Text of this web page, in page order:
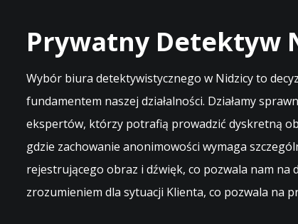
Prywatny Detektyw
Wybór biura detektywistycznego w Nidzicy to
fundamentem naszej działalności. Działamy
ekspertów, którzy potrafią prowadzić dyskretną
gdzie zachowanie anonimowości wymaga
rejestrującego obraz i dźwięk, co pozwala nam na
zrozumieniem dla sytuacji Klienta, co pozwala na